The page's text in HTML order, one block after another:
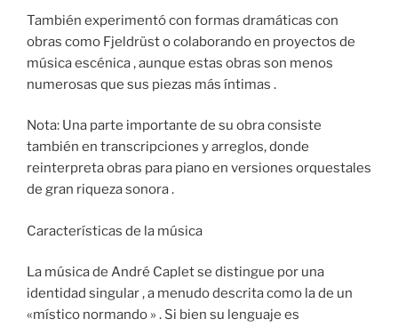
También experimentó con formas dramáticas con
obras como Fjeldrüst o colaborando en proyectos de
música escénica , aunque estas obras son menos
numerosas que sus piezas más íntimas .
Nota: Una parte importante de su obra consiste
también en transcripciones y arreglos, donde
reinterpreta obras para piano en versiones orquestales
de gran riqueza sonora .
Características de la música
La música de André Caplet se distingue por una
identidad singular , a menudo descrita como la de un
«místico normando » . Si bien su lenguaje es